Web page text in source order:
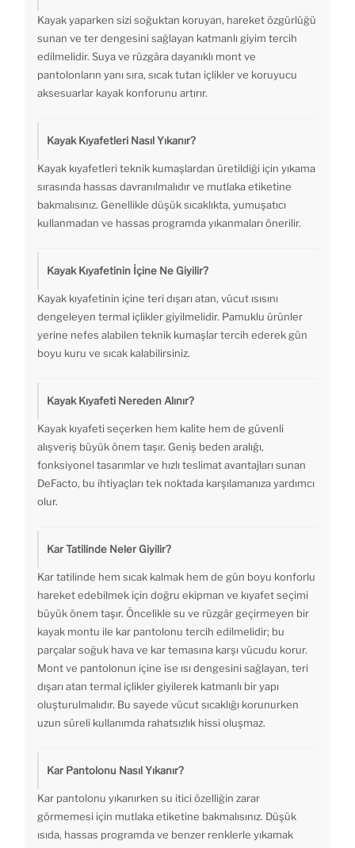
Kayak yaparken sizi soğuktan koruyan, hareket özgürlüğü
sunan ve ter dengesini sağlayan katmanlı giyim tercih
edilmelidir. Suya ve rüzgâra dayanıklı mont ve
pantolonların yanı sıra, sıcak tutan içlikler ve koruyucu
aksesuarlar kayak konforunu artırır.
Kayak Kıyafetleri Nasıl Yıkanır?
Kayak kıyafetleri teknik kumaşlardan üretildiği için yıkama
sırasında hassas davranılmalıdır ve mutlaka etiketine
bakmalısınız. Genellikle düşük sıcaklıkta, yumuşatıcı
kullanmadan ve hassas programda yıkanmaları önerilir.
Kayak Kıyafetinin İçine Ne Giyilir?
Kayak kıyafetinin içine teri dışarı atan, vücut ısısını
dengeleyen termal içlikler giyilmelidir. Pamuklu ürünler
yerine nefes alabilen teknik kumaşlar tercih ederek gün
boyu kuru ve sıcak kalabilirsiniz.
Kayak Kıyafeti Nereden Alınır?
Kayak kıyafeti seçerken hem kalite hem de güvenli
alışveriş büyük önem taşır. Geniş beden aralığı,
fonksiyonel tasarımlar ve hızlı teslimat avantajları sunan
DeFacto, bu ihtiyaçları tek noktada karşılamanıza yardımcı
olur.
Kar Tatilinde Neler Giyilir?
Kar tatilinde hem sıcak kalmak hem de gün boyu konforlu
hareket edebilmek için doğru ekipman ve kıyafet seçimi
büyük önem taşır. Öncelikle su ve rüzgâr geçirmeyen bir
kayak montu ile kar pantolonu tercih edilmelidir; bu
parçalar soğuk hava ve kar temasına karşı vücudu korur.
Mont ve pantolonun içine ise ısı dengesini sağlayan, teri
dışarı atan termal içlikler giyilerek katmanlı bir yapı
oluşturulmalıdır. Bu sayede vücut sıcaklığı korunurken
uzun süreli kullanımda rahatsızlık hissi oluşmaz.
Kar Pantolonu Nasıl Yıkanır?
Kar pantolonu yıkanırken su itici özelliğin zarar
görmemesi için mutlaka etiketine bakmalısınız. Düşük
ısıda, hassas programda ve benzer renklerle yıkamak